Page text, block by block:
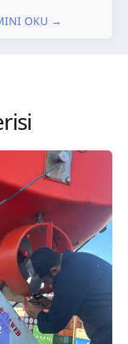
New
Chart
and other
67 Gulf of...
OKU →